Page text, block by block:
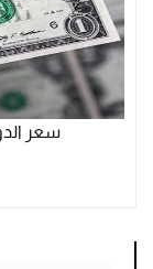
سعر الدولار